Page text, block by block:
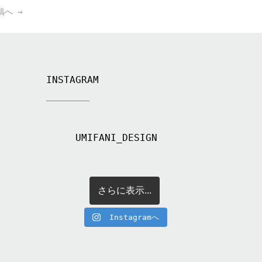
へ→
INSTAGRAM
UMIFANI_DESIGN
さらに表示...
Instagramへ